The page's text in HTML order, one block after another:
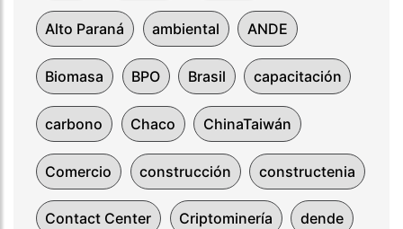
Alto Paraná ambiental ANDE
Biomasa BPO Brasil capacitación
carbono Chaco ChinaTaiwán
Comercio construcción constructenia
Contact Center Criptominería dende